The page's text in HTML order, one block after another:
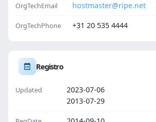
OrgTechEmail hostmaster@ripe.net
OrgTechPhone +31 20 535 4444
Registro
Updated
2023-07-06
2013-07-29